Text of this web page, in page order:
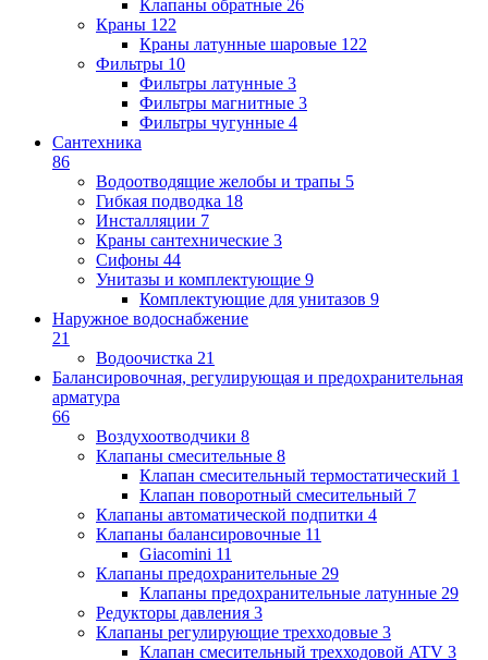
Клапаны обратные 26
Краны 122
Краны латунные шаровые 122
Фильтры 10
Фильтры латунные 3
Фильтры магнитные 3
Фильтры чугунные 4
Сантехника
86
Водоотводящие желобы и трапы 5
Гибкая подводка 18
Инсталляции 7
Краны сантехнические 3
Сифоны 44
Унитазы и комплектующие 9
Комплектующие для унитазов 9
Наружное водоснабжение
21
Водоочистка 21
Балансировочная, регулирующая и предохранительная
арматура
66
Воздухоотводчики 8
Клапаны cмесительные 8
Клапан cмесительный термостатический 1
Клапан поворотный cмесительный 7
Клапаны автоматической подпитки 4
Клапаны балансировочные 11
Giacomini 11
Клапаны предохранительные 29
Клапаны предохранительные латунные 29
Редукторы давления 3
Клапаны регулирующие трехходовые 3
Клапан смесительный трехходовой ATV 3